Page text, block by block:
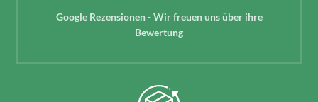
Google Rezensionen - Wir freuen uns über ihre
Bewertung